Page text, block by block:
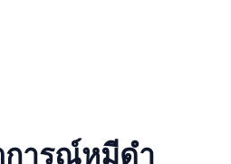
การณ์หมีดำ